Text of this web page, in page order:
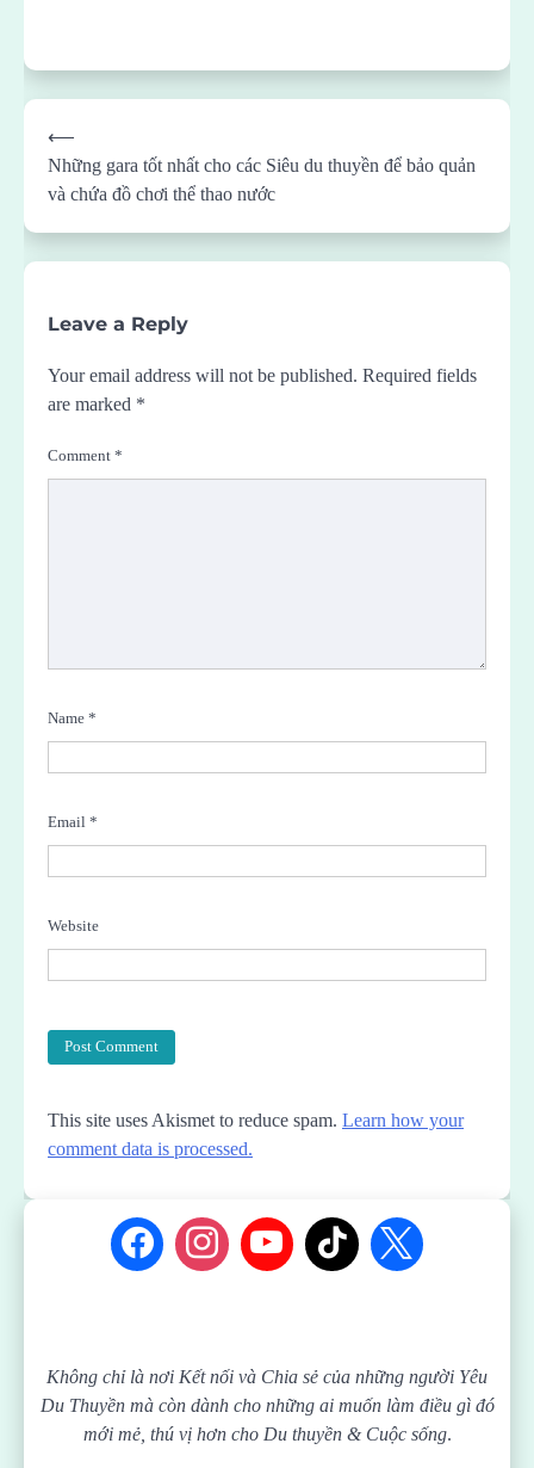
Post
navigation
⟵
Những gara tốt nhất cho các Siêu du thuyền để bảo quản
và chứa đồ chơi thể thao nước
Leave a Reply
Your email address will not be published. Required fields
are marked *
Comment *
Name *
Email *
Website
This site uses Akismet to reduce spam. Learn how your
comment data is processed.
Không chỉ là nơi Kết nối và Chia sẻ của những người Yêu
Du Thuyền mà còn dành cho những ai muốn làm điều gì đó
mới mẻ, thú vị hơn cho Du thuyền & Cuộc sống.